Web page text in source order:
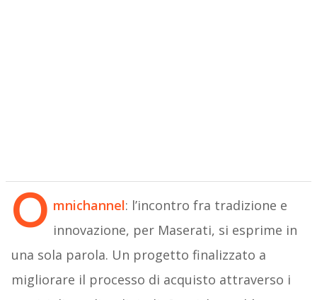
O mnichannel: l’incontro fra tradizione e
innovazione, per Maserati, si esprime in
una sola parola. Un progetto finalizzato a
migliorare il processo di acquisto attraverso i